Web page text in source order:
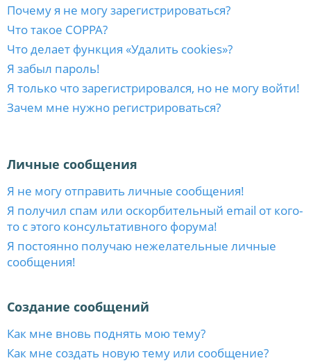
Почему я не могу зарегистрироваться?
Что такое COPPA?
Что делает функция «Удалить cookies»?
Я забыл пароль!
Я только что зарегистрировался, но не могу войти!
Зачем мне нужно регистрироваться?
Личные сообщения
Я не могу отправить личные сообщения!
Я получил спам или оскорбительный email от кого-
то с этого консультативного форума!
Я постоянно получаю нежелательные личные
сообщения!
Создание сообщений
Как мне вновь поднять мою тему?
Как мне создать новую тему или сообщение?